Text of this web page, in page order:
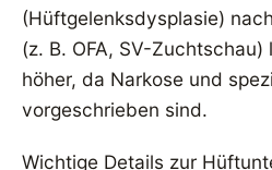
(Hüftgelenksdysplasie)
(z. B. OFA, SV-
höher, da Narkose und
vorgeschrieben sind.
Wichtige Details zur